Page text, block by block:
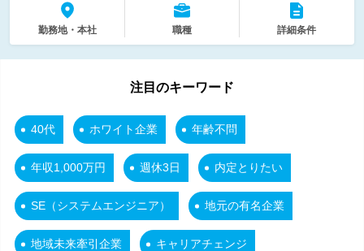
勤務地・本社 職種 詳細条件
注目のキーワード
40代 ホワイト企業 年齢不問
年収1,000万円 週休3日 内定とりたい
SE（システムエンジニア） 地元の有名企業
地域未来牽引企業 キャリアチェンジ